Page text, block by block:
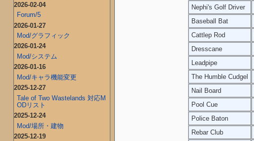
Nephi's Golf Driver
Baseball Bat
Cattlep Rod
Dresscane
Leadpipe
The Humble Cudgel
Nail Board
Pool Cue
Police Baton
Rebar Club
2026-02-04
Forum/5
2026-01-27
Mod/グラフィック
2026-01-24
Mod/システム
2026-01-16
Mod/キャラ機能変更
2025-12-27
Tale of Two Wastelands 対応M
ODリスト
2025-12-24
Mod/場所・建物
2025-12-19